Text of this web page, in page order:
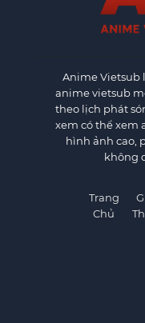
Anime Vietsub
anime vietsub
theo lịch phát
xem có thể xem
hình ảnh cao,
không
Trang
Chủ